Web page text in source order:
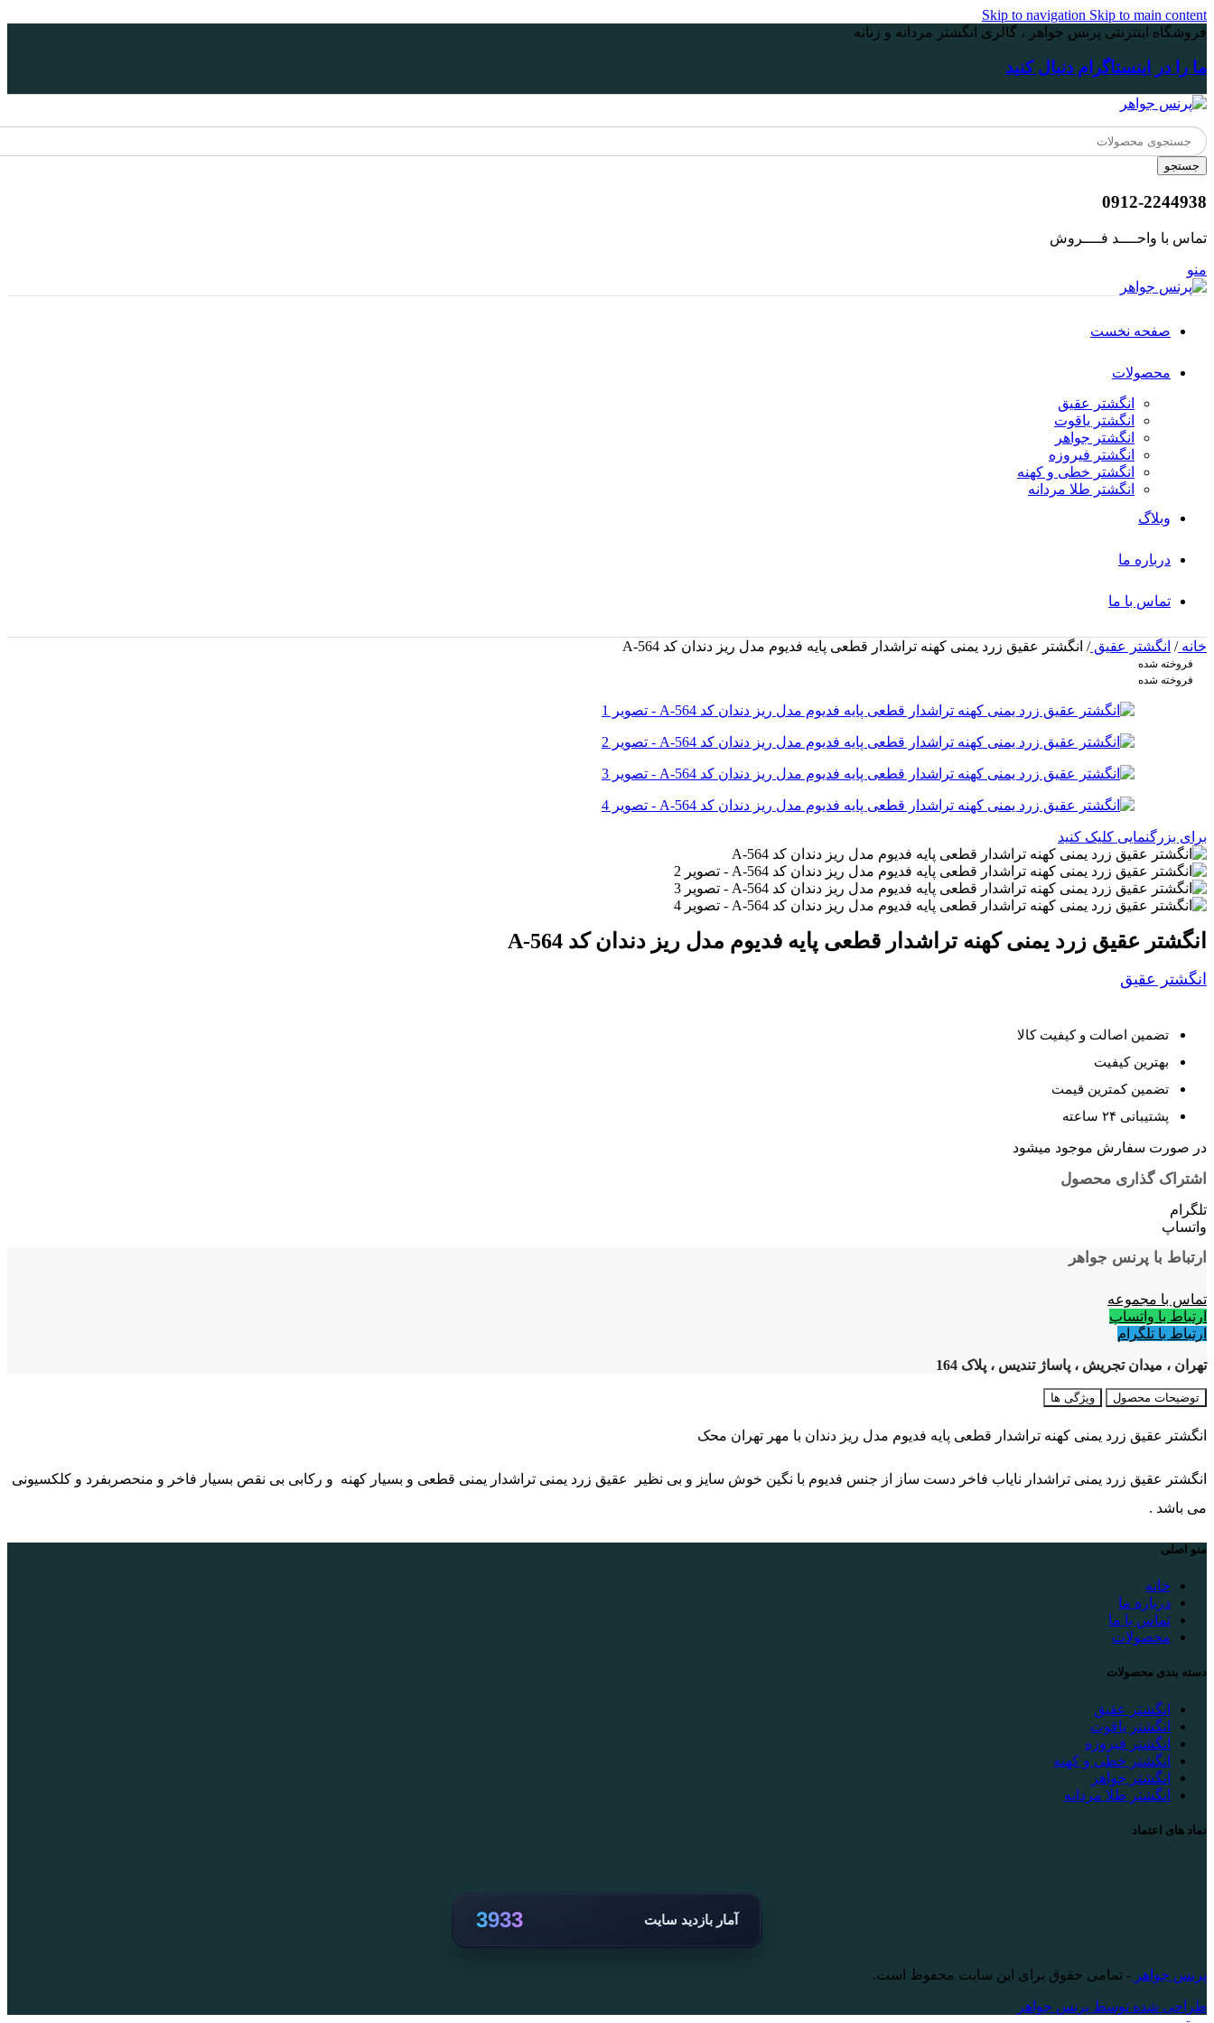
Skip to navigation Skip to main content
فروشگاه اینترنتی پرنس جواهر ، گالری انگشتر مردانه و زنانه
ما را در اینستاگرام دنبال کنید
جستجو
0912-2244938
تماس با واحــــد فــــروش
منو
صفحه نخست
محصولات
انگشتر عقیق
انگشتر یاقوت
انگشتر جواهر
انگشتر فیروزه
انگشتر خطی و کهنه
انگشتر طلا مردانه
وبلاگ
درباره ما
تماس با ما
خانه/ انگشتر عقیق/ انگشتر عقیق زرد یمنی کهنه تراشدار قطعی پایه فدیوم مدل ریز دندان کد A-564
فروخته شده
فروخته شده
برای بزرگنمایی کلیک کنید
انگشتر عقیق زرد یمنی کهنه تراشدار قطعی پایه فدیوم مدل ریز دندان کد A-564
انگشتر عقیق
تضمین اصالت و کیفیت کالا
بهترین کیفیت
تضمین کمترین قیمت
پشتیبانی ۲۴ ساعته
در صورت سفارش موجود میشود
اشتراک گذاری محصول
تلگرام
واتساپ
ارتباط با پرنس جواهر
تماس با مجموعه
ارتباط با واتساپ
ارتباط با تلگرام
تهران ، میدان تجریش ، پاساژ تندیس ، پلاک 164
توضیحات محصول ویژگی ها
انگشتر عقیق زرد یمنی کهنه تراشدار قطعی پایه فدیوم مدل ریز دندان با مهر تهران محک
انگشتر عقیق زرد یمنی تراشدار نایاب فاخر دست ساز از جنس فدیوم با نگین خوش سایز و بی نظیر عقیق زرد یمنی تراشدار یمنی قطعی و بسیار کهنه و رکابی بی نقص بسیار فاخر و منحصربفرد و کلکسیونی
می باشد .
منو اصلی
خانه
درباره ما
تماس با ما
محصولات
دسته بندی محصولات
انگشتر عقیق
انگشتر یاقوت
انگشتر فیروزه
انگشتر خطی و کهنه
انگشتر جواهر
انگشتر طلا مردانه
نماد های اعتماد
آمار بازدید سایت 3933
پرنس جواهر - تمامی حقوق برای این سایت محفوظ است.
طراحی شده توسط پرنس جواهر